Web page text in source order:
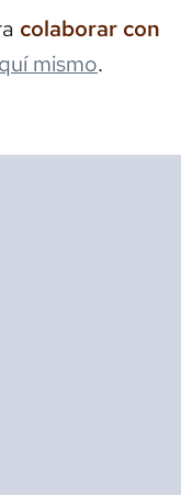
colaborar con
mismo.